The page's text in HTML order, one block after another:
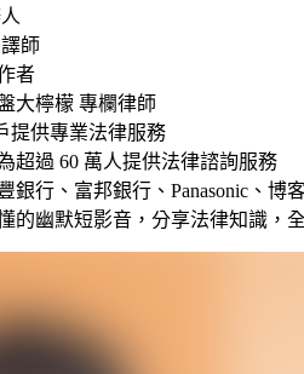
師
者
大檸檬 專欄律師
提供專業法律服務
超過 60 萬人提供法律諮詢服務
銀行、富邦銀行、Panasonic、
的幽默短影音，分享法律知識，